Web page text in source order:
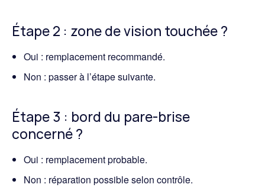
Étape 2 : zone de vision touchée ?
Oui : remplacement recommandé.
Non : passer à l’étape suivante.
Étape 3 : bord du pare-brise
concerné ?
Oui : remplacement probable.
Non : réparation possible selon contrôle.